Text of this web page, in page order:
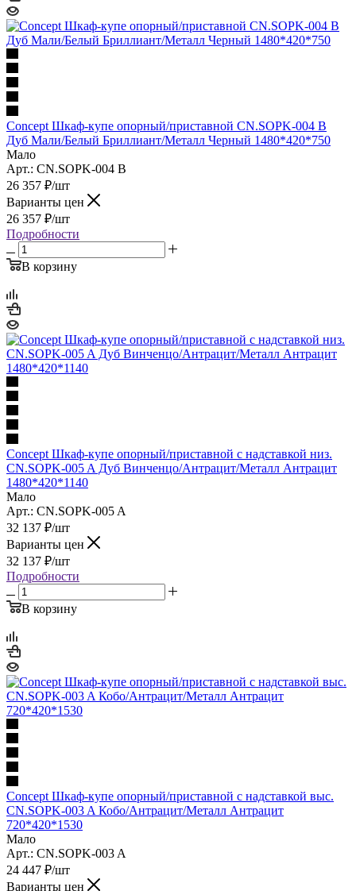
Concept Шкаф-купе опорный/приставной CN.SOPK-004 B
Дуб Мали/Белый Бриллиант/Металл Черный 1480*420*750
Мало
Арт.: CN.SOPK-004 B
26 357 ₽/шт
Варианты цен
26 357 ₽/шт
Подробности
В корзину
Concept Шкаф-купе опорный/приставной с надставкой низ.
CN.SOPK-005 A Дуб Винченцо/Антрацит/Металл Антрацит
1480*420*1140
Мало
Арт.: CN.SOPK-005 A
32 137 ₽/шт
Варианты цен
32 137 ₽/шт
Подробности
В корзину
Concept Шкаф-купе опорный/приставной с надставкой выс.
CN.SOPK-003 A Кобо/Антрацит/Металл Антрацит
720*420*1530
Мало
Арт.: CN.SOPK-003 A
24 447 ₽/шт
Варианты цен